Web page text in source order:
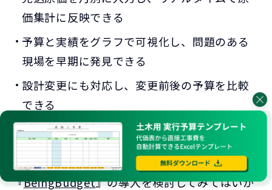
価集計に反映できる
予算と実績をグラフで可視化し、問題のある
現場を早期に発見できる
設計変更にも対応し、変更前後の予算を比較
できる
Excelでの管理に限界を感じている方、リアルタ
イムでの原価把握を実現したい方は、
『BeingBudget』の導入を検討してみてはいか